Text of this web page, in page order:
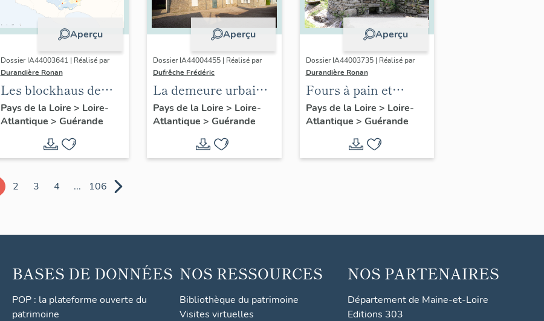
Aperçu
Dossier IA44003641 | Réalisé par
Durandière Ronan
Les blockhaus de
Guérande
Pays de la Loire > Loire-
Atlantique > Guérande
Aperçu
Dossier IA44004455 | Réalisé par
Dufrêche Frédéric
La demeure urbaine
de Guérande
Pays de la Loire > Loire-
Atlantique > Guérande
Aperçu
Dossier IA44003735 | Réalisé par
Durandière Ronan
Fours à pain et
fournils de Guérande
Pays de la Loire > Loire-
Atlantique > Guérande
2 3 4 ... 106
BASES DE DONNÉES
POP : la plateforme ouverte du
patrimoine
NOS RESSOURCES
Bibliothèque du patrimoine
Visites virtuelles
NOS PARTENAIRES
Département de Maine-et-Loire
Editions 303